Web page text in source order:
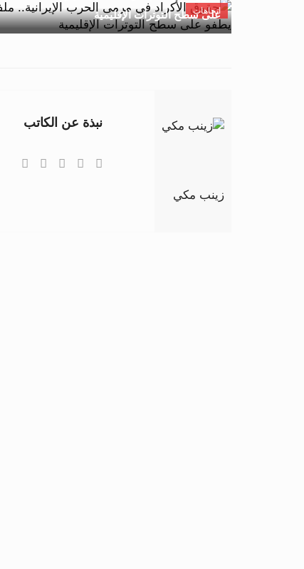
اتجاهات
على سطح التوترات الإقليمية
زينب مكي
نبذة عن الكاتب